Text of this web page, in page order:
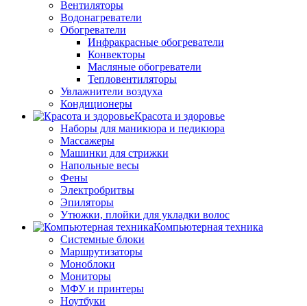
Вентиляторы
Водонагреватели
Обогреватели
Инфракрасные обогреватели
Конвекторы
Масляные обогреватели
Тепловентиляторы
Увлажнители воздуха
Кондиционеры
Красота и здоровье
Наборы для маникюра и педикюра
Массажеры
Машинки для стрижки
Напольные весы
Фены
Электробритвы
Эпиляторы
Утюжки, плойки для укладки волос
Компьютерная техника
Системные блоки
Маршрутизаторы
Моноблоки
Мониторы
МФУ и принтеры
Ноутбуки